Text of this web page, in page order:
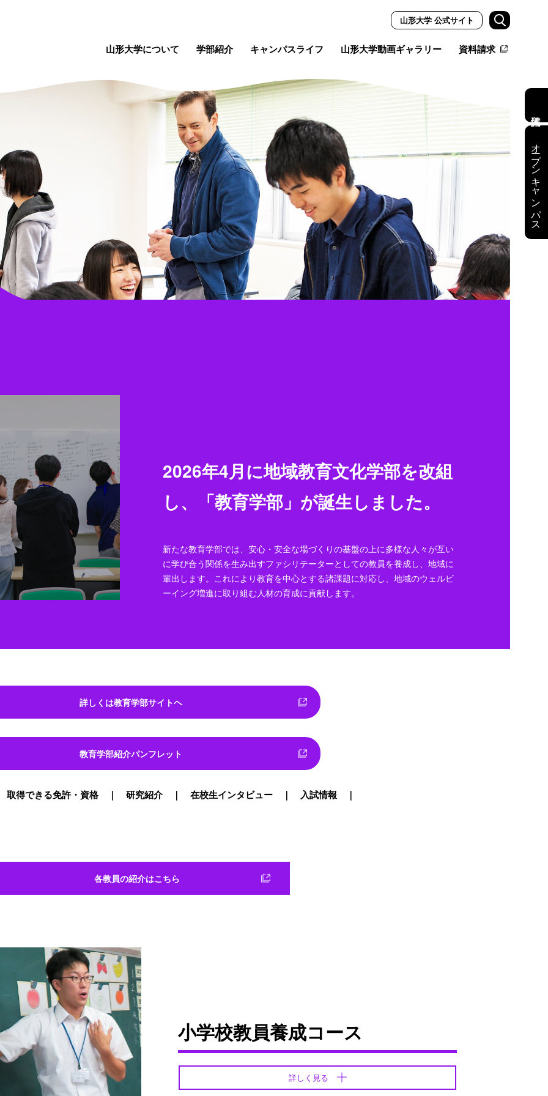
山形大学について 学部紹介 キャンパスライフ 山形大学動画ギャラリー 資料請求
山形大学 公式サイト
オープンキャンパス
2026年4月に地域教育文化学部を改組
し、「教育学部」が誕生しました。
新たな教育学部では、安心・安全な場づくりの基盤の上に多様な人々が互い
に学び合う関係を生み出すファシリテーターとしての教員を養成し、地域に
輩出します。これにより教育を中心とする諸課題に対応し、地域のウェルビ
ーイング増進に取り組む人材の育成に貢献します。
詳しくは教育学部サイトヘ
教育学部紹介パンフレット
取得できる免許・資格 研究紹介 在校生インタビュー 入試情報
各教員の紹介はこちら
小学校教員養成コース
詳しく見る